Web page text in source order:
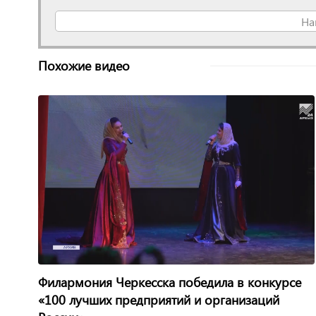
Похожие видео
Филармония Черкесска победила в конкурсе
«100 лучших предприятий и организаций